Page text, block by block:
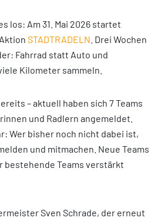
los: Am 31. Mai 2026 startet
STADTRADELN . Drei Wochen
Fahrrad statt Auto und
Kilometer sammeln.
– aktuell haben sich 7 Teams
und Radlern angemeldet.
Wer bisher noch nicht dabei ist,
und mitmachen. Neue Teams
bestehende Teams verstärkt
Sven Schrade, der erneut